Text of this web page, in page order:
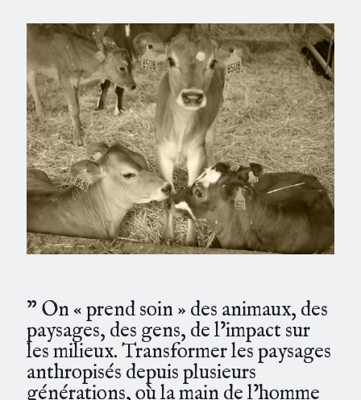
” On « prend soin » des animaux, des
paysages, des gens, de l’impact sur
les milieux. Transformer les paysages
anthropisés depuis plusieurs
générations, où la main de l’homme